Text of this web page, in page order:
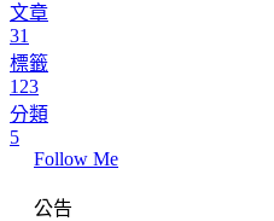
文章
31
標籤
123
分類
5
Follow Me
公告